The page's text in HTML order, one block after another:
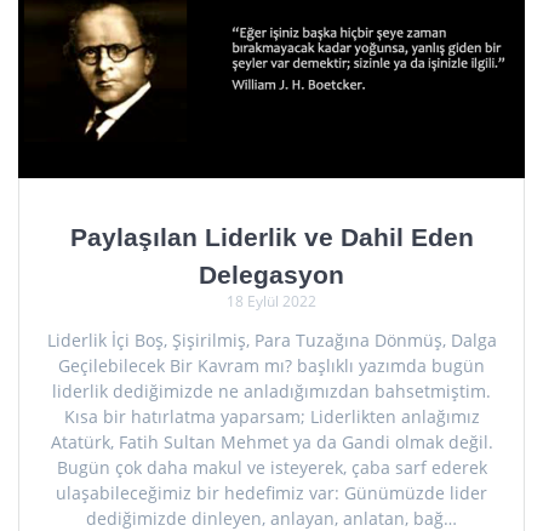
Paylaşılan Liderlik ve Dahil Eden
Delegasyon
18 Eylül 2022
Liderlik İçi Boş, Şişirilmiş, Para Tuzağına Dönmüş, Dalga
Geçilebilecek Bir Kavram mı? başlıklı yazımda bugün
liderlik dediğimizde ne anladığımızdan bahsetmiştim.
Kısa bir hatırlatma yaparsam; Liderlikten anlağımız
Atatürk, Fatih Sultan Mehmet ya da Gandi olmak değil.
Bugün çok daha makul ve isteyerek, çaba sarf ederek
ulaşabileceğimiz bir hedefimiz var: Günümüzde lider
dediğimizde dinleyen, anlayan, anlatan, bağ…